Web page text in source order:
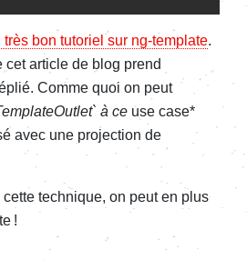
très bon tutoriel sur ng-template.
cet article de blog prend
Comme quoi on peut
à ce use case*
avec une projection de
technique, on peut en plus
!